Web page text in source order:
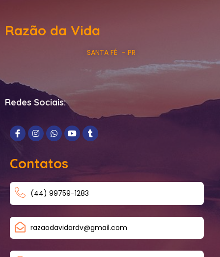
Razão da Vida
SANTA FÉ – PR
Redes Sociais:
Contatos
(44) 99759-1283
razaodavidardv@gmail.com